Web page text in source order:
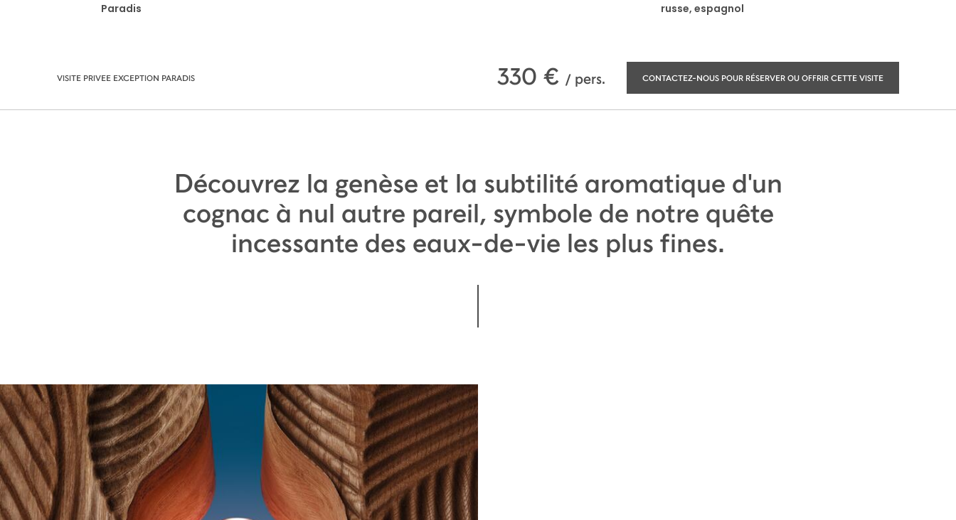
Paradis
russe, espagnol
VISITE PRIVEE EXCEPTION PARADIS 330 € / pers. CONTACTEZ-NOUS POUR RÉSERVER OU OFFRIR CETTE VISITE
Découvrez la genèse et la subtilité aromatique d'un
cognac à nul autre pareil, symbole de notre quête
incessante des eaux-de-vie les plus fines.